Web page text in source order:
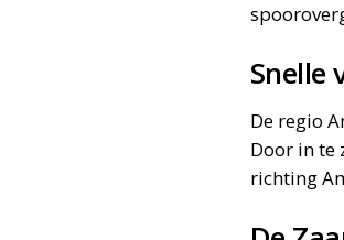
Snelle
De regio
Door in te
richting